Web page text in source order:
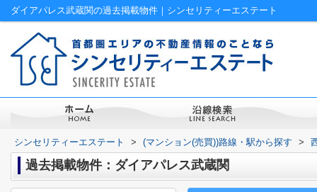
ダイアパレス武蔵関の過去掲載物件｜シンセリティーエステート
シンセリティーエステート > (マンション(売買))路線・駅から探す >
過去掲載物件：ダイアパレス武蔵関